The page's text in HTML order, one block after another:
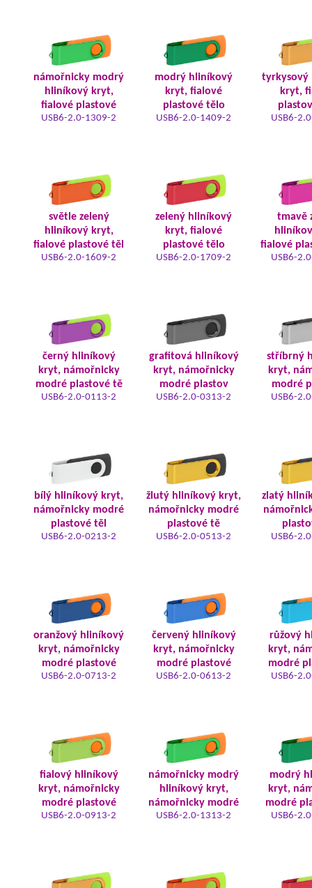
námořnicky modrý
hliníkový kryt,
fialové plastové
USB6-2.0-1309-2
modrý hliníkový
kryt, fialové
plastové tělo
USB6-2.0-1409-2
tyrkysový
kryt,
USB6-
světle zelený
hliníkový kryt,
fialové plastové těl
USB6-2.0-1609-2
zelený hliníkový
kryt, fialové
plastové tělo
USB6-2.0-1709-2
tmavě
fialové
USB6-
černý hliníkový
kryt, námořnicky
modré plastové tě
USB6-2.0-0113-2
grafitová hliníkový
kryt, námořnicky
modré plastov
USB6-2.0-0313-2
stříbrný
kryt,
modré
USB6-
bílý hliníkový kryt,
námořnicky modré
plastové těl
USB6-2.0-0213-2
žlutý hliníkový kryt,
námořnicky modré
plastové tě
USB6-2.0-0513-2
zlatý
USB6-
oranžový hliníkový
kryt, námořnicky
modré plastové
USB6-2.0-0713-2
červený hliníkový
kryt, námořnicky
modré plastové
USB6-2.0-0613-2
růžový
kryt,
modré
USB6-
fialový hliníkový
kryt, námořnicky
modré plastové
USB6-2.0-0913-2
námořnicky modrý
hliníkový kryt,
námořnicky modré
USB6-2.0-1313-2
modrý
kryt,
modré
USB6-